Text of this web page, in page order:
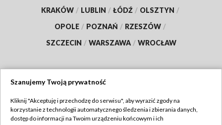
KRAKÓW / LUBLIN / ŁÓDŹ / OLSZTYN /
OPOLE / POZNAŃ / RZESZÓW /
SZCZECIN / WARSZAWA / WROCŁAW
TVP
Szanujemy Twoją prywatność
Kliknij "Akceptuję i przechodzę do serwisu", aby wyrazić zgody na
korzystanie z technologii automatycznego śledzenia i zbierania danych,
dostęp do informacji na Twoim urządzeniu końcowym i ich